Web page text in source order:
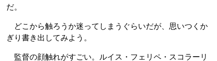
だ。
どこから触ろうか迷ってしまうぐらいだが、思いつくか
ぎり書き出してみよう。
監督の顔触れがすごい。ルイス・フェリペ・スコラーリ